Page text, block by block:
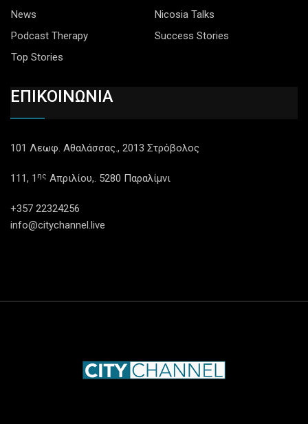
News
Nicosia Talks
Podcast Therapy
Success Stories
Top Stories
ΕΠΙΚΟΙΝΩΝΙΑ
101 Λεωφ. Αθαλάσσας., 2013 Στρόβολος
111, 1 ης Απριλίου,. 5280 Παραλίμνι
+357 22324256
info@citychannel.live